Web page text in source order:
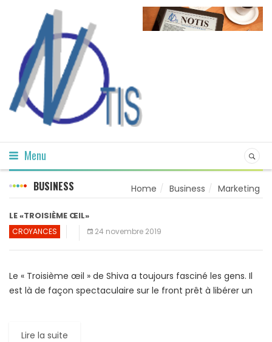
Menu
BUSINESS Home Business Marketing
LE «TROISIÈME ŒIL»
CROYANCES 24 novembre 2019
Le « Troisième œil » de Shiva a toujours fasciné les gens. Il
est là de façon spectaculaire sur le front prêt à libérer un
Lire la suite